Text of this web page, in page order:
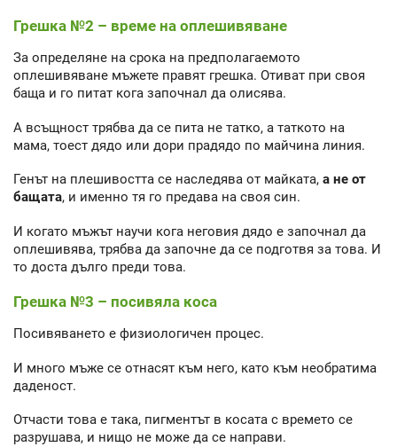
Грешка №2 – време на оплешивяване
За определяне на срока на предполагаемото
оплешивяване мъжете правят грешка. Отиват при своя
баща и го питат кога започнал да олисява.
А всъщност трябва да се пита не татко, а таткото на
мама, тоест дядо или дори прадядо по майчина линия.
Генът на плешивостта се наследява от майката, а не от
бащата, и именно тя го предава на своя син.
И когато мъжът научи кога неговия дядо е започнал да
оплешивява, трябва да започне да се подготвя за това. И
то доста дълго преди това.
Грешка №3 – посивяла коса
Посивяването е физиологичен процес.
И много мъже се отнасят към него, като към необратима
даденост.
Отчасти това е така, пигментът в косата с времето се
разрушава, и нищо не може да се направи.